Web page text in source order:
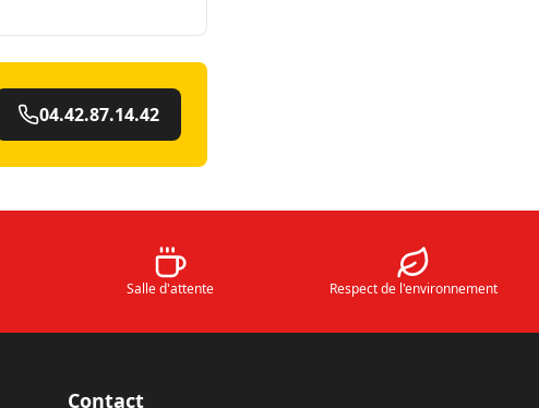
04.42.87.14.42
Salle d'attente Respect de l'environnement
Contact